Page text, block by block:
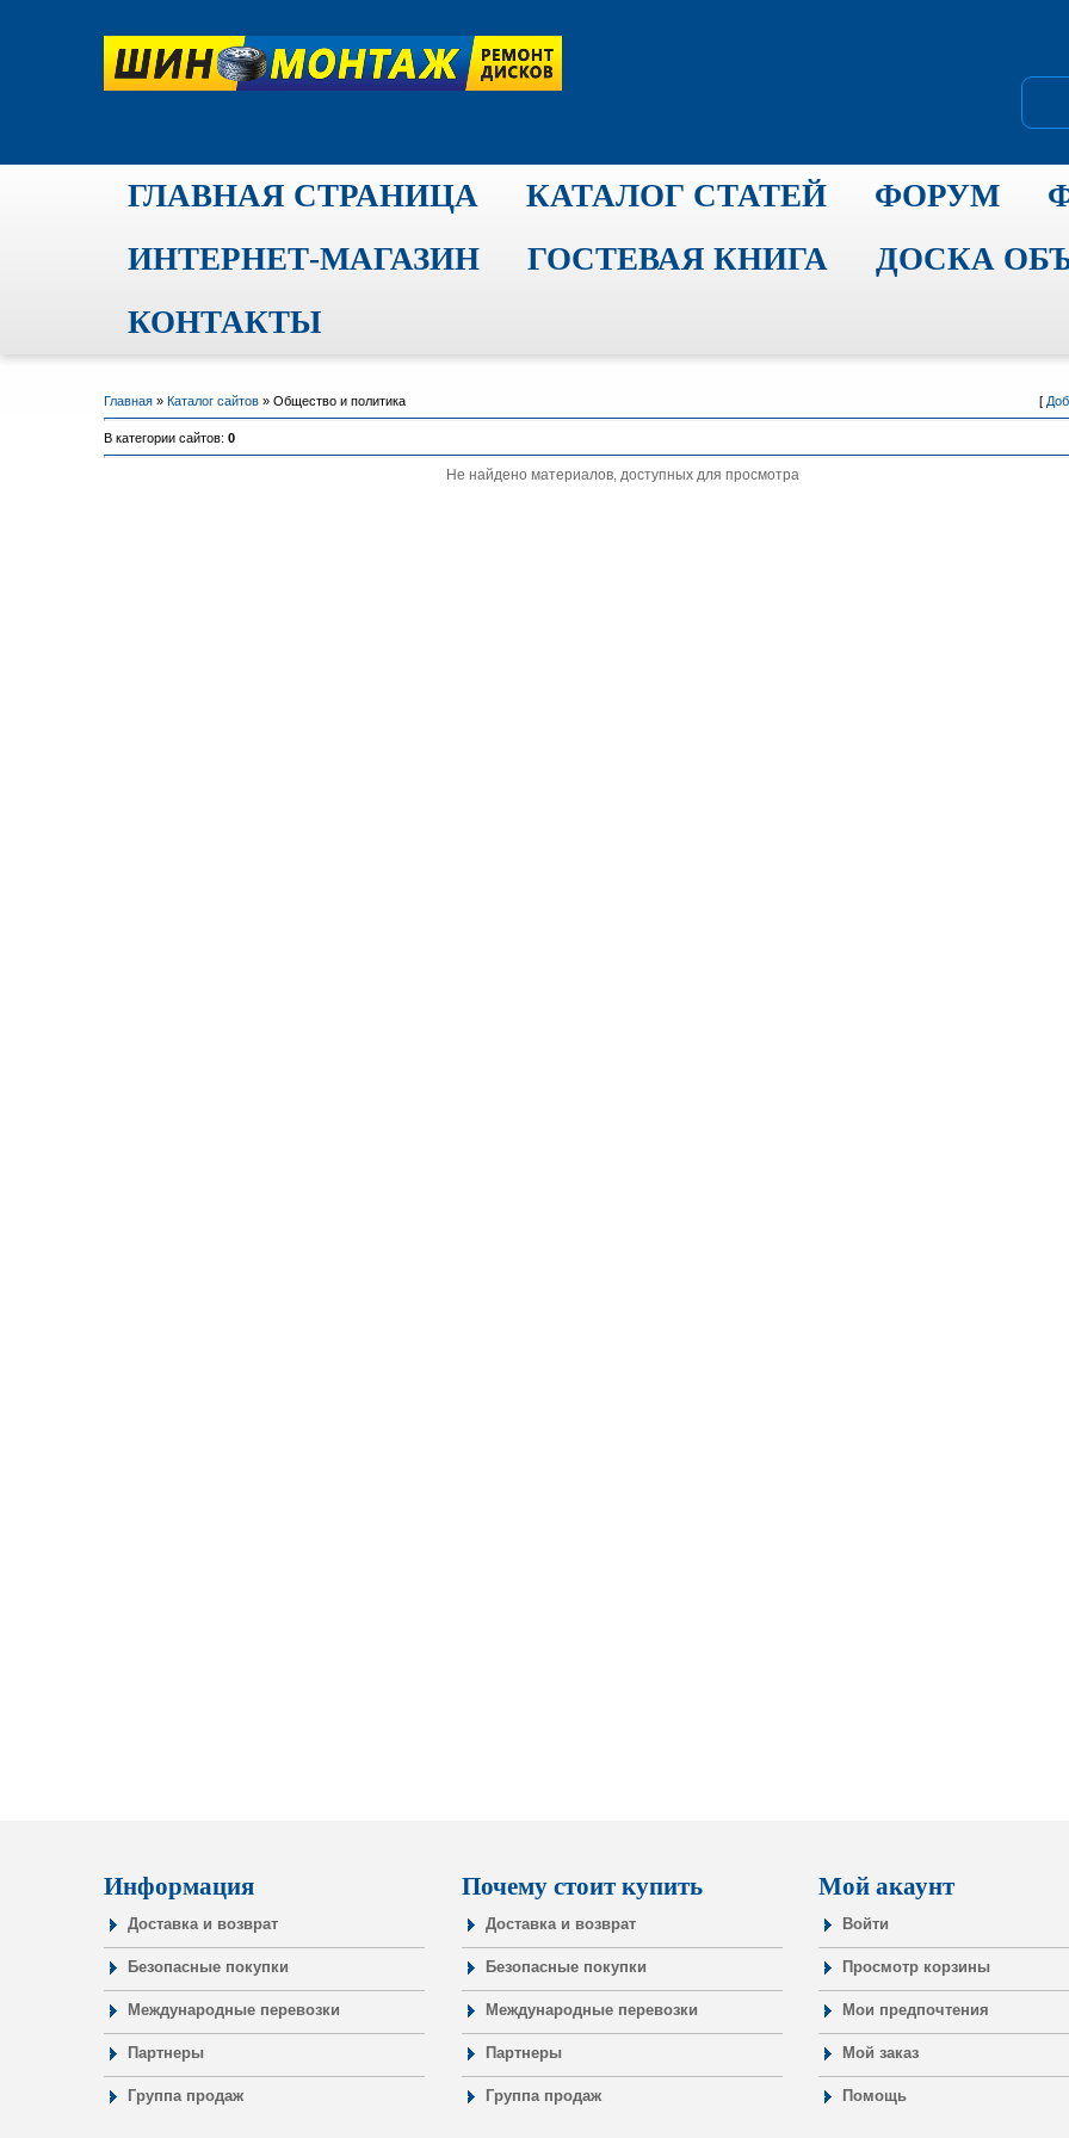
ГЛАВНАЯ СТРАНИЦА КАТАЛОГ СТАТЕЙ ФОРУМ
ИНТЕРНЕТ-МАГАЗИН
ГОСТЕВАЯ КНИГА
ДОСКА
КОНТАКТЫ
Главная » Каталог сайтов » Общество и политика [
В категории сайтов: 0
Не найдено материалов, доступных для просмотра
Информация
Доставка и возврат
Безопасные покупки
Международные перевозки
Партнеры
Группа продаж
Почему стоит купить
Доставка и возврат
Безопасные покупки
Международные перевозки
Партнеры
Группа продаж
Мой акаунт
Войти
Просмотр корзины
Мои предпочтения
Мой заказ
Помощь